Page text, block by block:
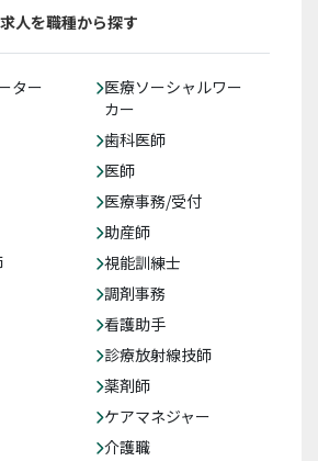
人を職種から探す
ター
医療ソーシャルワー
カー
歯科医師
医師
医療事務/受付
助産師
視能訓練士
調剤事務
看護助手
診療放射線技師
薬剤師
ケアマネジャー
介護職